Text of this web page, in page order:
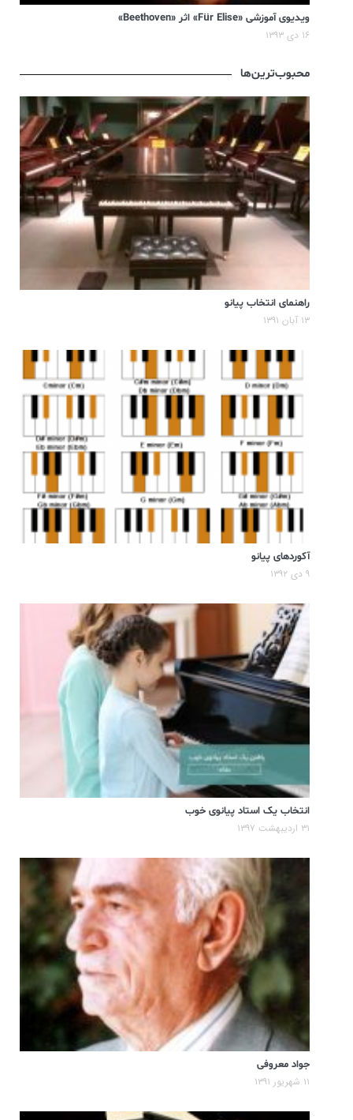
ویدیوی آموزشی «Für Elise» اثر «Beethoven»
۱۶ دی ۱۳۹۳
محبوب‌ترین‌ها
راهنمای انتخاب پیانو
۱۳ آبان ۱۳۹۱
آکوردهای پیانو
۹ دی ۱۳۹۲
انتخاب یک استاد پیانوی خوب
۳۱ اردیبهشت ۱۳۹۷
جواد معروفی
۱۱ شهریور ۱۳۹۱